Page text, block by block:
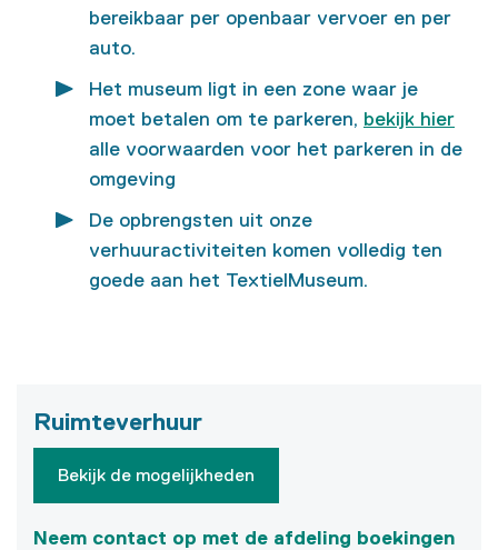
bereikbaar per openbaar vervoer en per
auto.
Het museum ligt in een zone waar je
moet betalen om te parkeren, bekijk hier
alle voorwaarden voor het parkeren in de
omgeving
De opbrengsten uit onze
verhuuractiviteiten komen volledig ten
goede aan het TextielMuseum.
Ruimteverhuur
Bekijk de mogelijkheden
Neem contact op met de afdeling boekingen